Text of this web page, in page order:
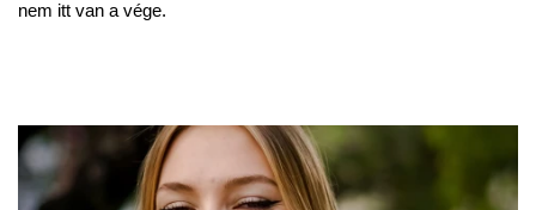
nem itt van a vége.